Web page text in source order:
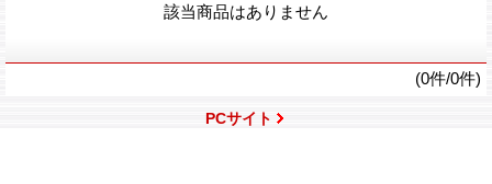
該当商品はありません
(0件/0件)
PCサイト